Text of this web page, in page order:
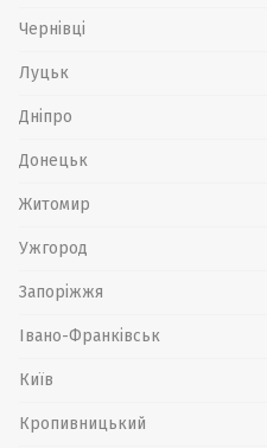
Чернівці
Луцьк
Дніпро
Донецьк
Житомир
Ужгород
Запоріжжя
Івано-Франківськ
Київ
Кропивницький